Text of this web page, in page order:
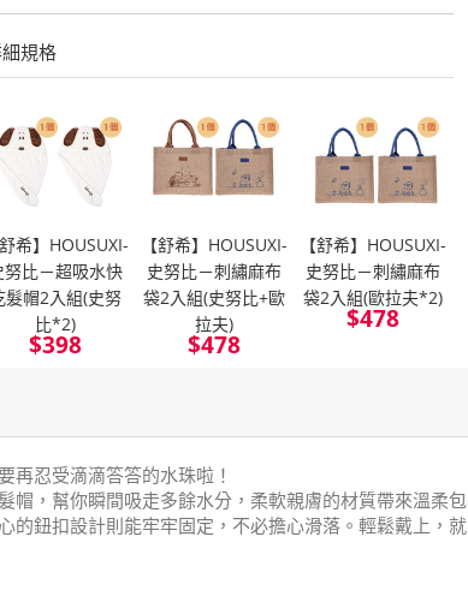
規格
舒希】HOUSUXI-
努比－超吸水快
髮帽2入組(史努
比*2)
$398
【舒希】HOUSUXI-
史努比－刺繡麻布
袋2入組(史努比+歐
拉夫)
$478
【舒希】HOUSUXI-
史努比－刺繡麻布
袋2入組(歐拉夫*2)
$478
再忍受滴滴答答的水珠啦！
帽，幫你瞬間吸走多餘水分，柔軟親膚的材質帶來溫柔
的鈕扣設計則能牢牢固定，不必擔心滑落。輕鬆戴上，